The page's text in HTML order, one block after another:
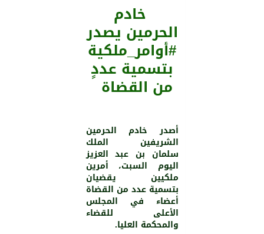
خادم
الحرمين يصدر
#أوامر_ملكية
بتسمية عددٍ
من القضاة
أصدر خادم الحرمين
الشريفين الملك
سلمان بن عبد العزيز
اليوم السبت، أمرين
ملكيين يقضيان
بتسمية عدد من القضاة
أعضاء في المجلس
الأعلى للقضاء
والمحكمة العليا.